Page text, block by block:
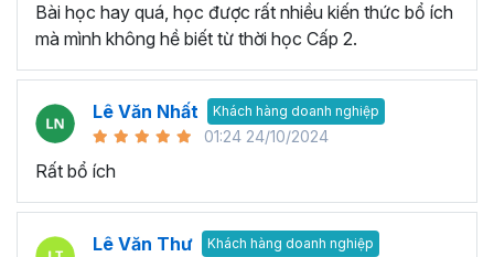
Bài học hay quá, học được rất nhiều kiến thức bổ ích
mà mình không hề biết từ thời học Cấp 2.
Lê Văn Nhất Khách hàng doanh nghiệp
01:24 24/10/2024
Rất bổ ích
Lê Văn Thư Khách hàng doanh nghiệp